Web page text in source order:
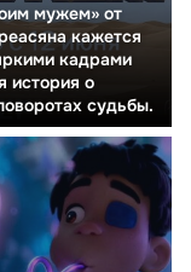
мужем» от
кажется
кадрами
история о
судьбы.